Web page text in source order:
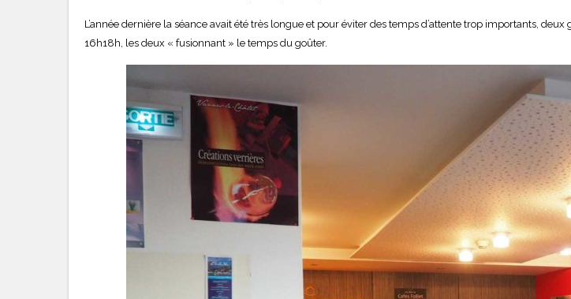
L’année dernière la séance avait été très longue et pour éviter des temps d’attente trop importants,
16h18h, les deux « fusionnant » le temps du goûter.